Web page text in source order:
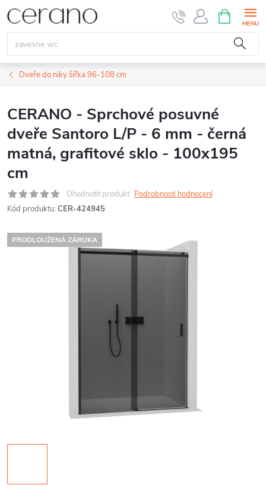
Přejít
na
obsah
NÁKUPNÍ
KOŠÍK
Dveře do niky šířka 96-108 cm
CERANO - Sprchové posuvné
dveře Santoro L/P - 6 mm - černá
matná, grafitové sklo - 100x195
cm
Ohodnotit produkt Podrobnosti hodnocení
Kód produktu: CER-424945
PRODLOUŽENÁ ZÁRUKA